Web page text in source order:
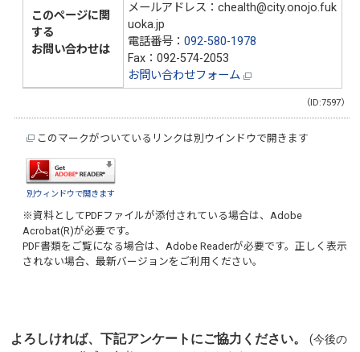
このページに関
する
お問い合わせは
メールアドレス：chealth@city.onojo.fuk
uoka.jp
電話番号： 092-580-1978
Fax：092-574-2053
お問い合わせフォーム
（ID:7597）
このマークがついているリンクは別ウインドウで開きます
別ウィンドウで開きます
※資料としてPDFファイルが添付されている場合は、Adobe
Acrobat(R)が必要です。
PDF書類をご覧になる場合は、Adobe Readerが必要です。正しく表示
されない場合、最新バージョンをご利用ください。